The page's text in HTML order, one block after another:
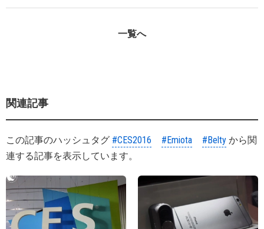
一覧へ
関連記事
この記事のハッシュタグ #CES2016 #Emiota #Belty から関
連する記事を表示しています。